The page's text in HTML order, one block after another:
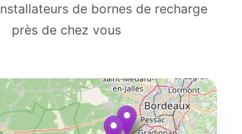
de bornes de recharge
près de chez vous